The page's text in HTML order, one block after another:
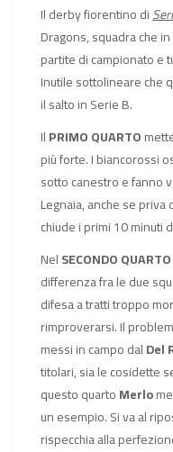
Il derby fiorentino di
Dragons, squadra che
partite di campionato e
Inutile sottolineare che
il salto in Serie B.
IlPRIMO QUARTO
più forte. I biancorossi
sotto canestro e fanno
Legnaia, anche se priva
chiude i primi 10 minuti
NelSECONDO QUARTO
differenza fra le due
difesa a tratti troppo
rimproverarsi. Il
messi in campo dalDel
titolari, sia le cosidette
questo quartoMerlo
un esempio. Si va al
rispecchia alla